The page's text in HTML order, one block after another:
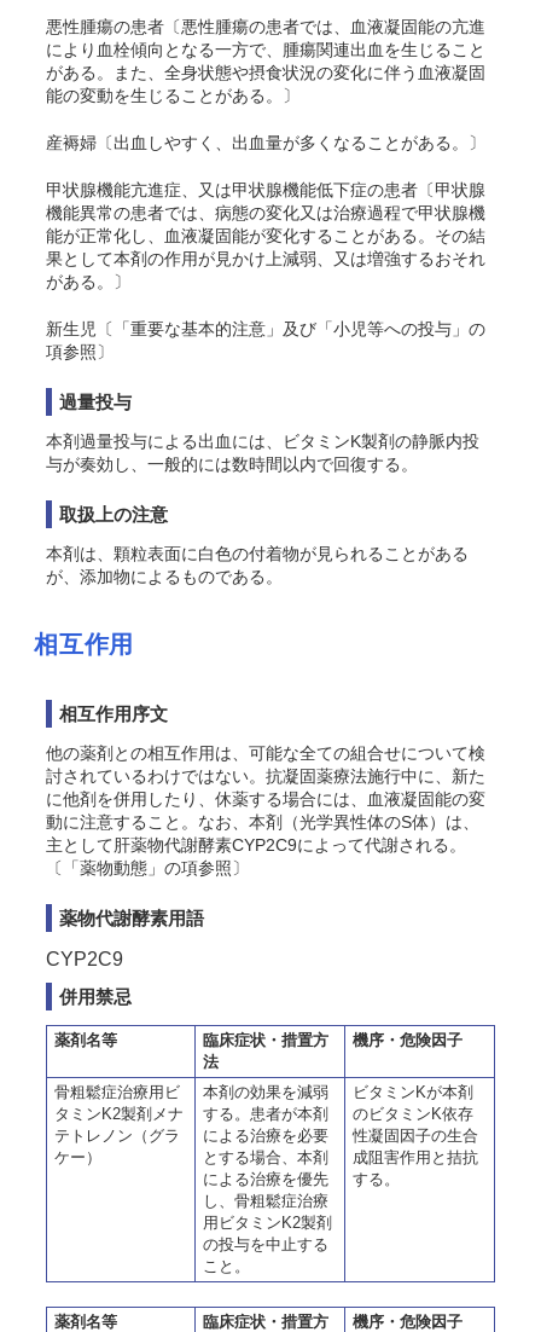
悪性腫瘍の患者〔悪性腫瘍の患者では、血液凝固能の亢進
により血栓傾向となる一方で、腫瘍関連出血を生じること
がある。また、全身状態や摂食状況の変化に伴う血液凝固
能の変動を生じることがある。〕
産褥婦〔出血しやすく、出血量が多くなることがある。〕
甲状腺機能亢進症、又は甲状腺機能低下症の患者〔甲状腺
機能異常の患者では、病態の変化又は治療過程で甲状腺機
能が正常化し、血液凝固能が変化することがある。その結
果として本剤の作用が見かけ上減弱、又は増強するおそれ
がある。〕
新生児〔「重要な基本的注意」及び「小児等への投与」の
項参照〕
過量投与
本剤過量投与による出血には、ビタミンK製剤の静脈内投
与が奏効し、一般的には数時間以内で回復する。
取扱上の注意
本剤は、顆粒表面に白色の付着物が見られることがある
が、添加物によるものである。
相互作用
相互作用序文
他の薬剤との相互作用は、可能な全ての組合せについて検
討されているわけではない。抗凝固薬療法施行中に、新た
に他剤を併用したり、休薬する場合には、血液凝固能の変
動に注意すること。なお、本剤（光学異性体のS体）は、
主として肝薬物代謝酵素CYP2C9によって代謝される。
〔「薬物動態」の項参照〕
薬物代謝酵素用語
CYP2C9
併用禁忌
薬剤名等
臨床症状・措置方
法
機序・危険因子
骨粗鬆症治療用ビ
タミンK2製剤メナ
テトレノン（グラ
ケー）
本剤の効果を減弱
する。患者が本剤
による治療を必要
とする場合、本剤
による治療を優先
し、骨粗鬆症治療
用ビタミンK2製剤
の投与を中止する
こと。
ビタミンKが本剤
のビタミンK依存
性凝固因子の生合
成阻害作用と拮抗
する。
薬剤名等
臨床症状・措置方
機序・危険因子